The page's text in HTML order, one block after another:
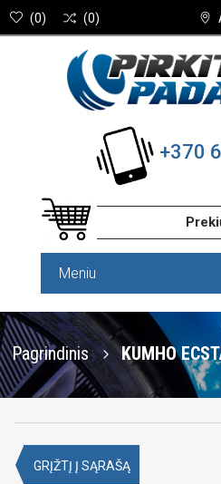
(0) (0)
+370
Meniu
Pagrindinis KUMHO
GRĮŽTĮ Į SĄRAŠĄ